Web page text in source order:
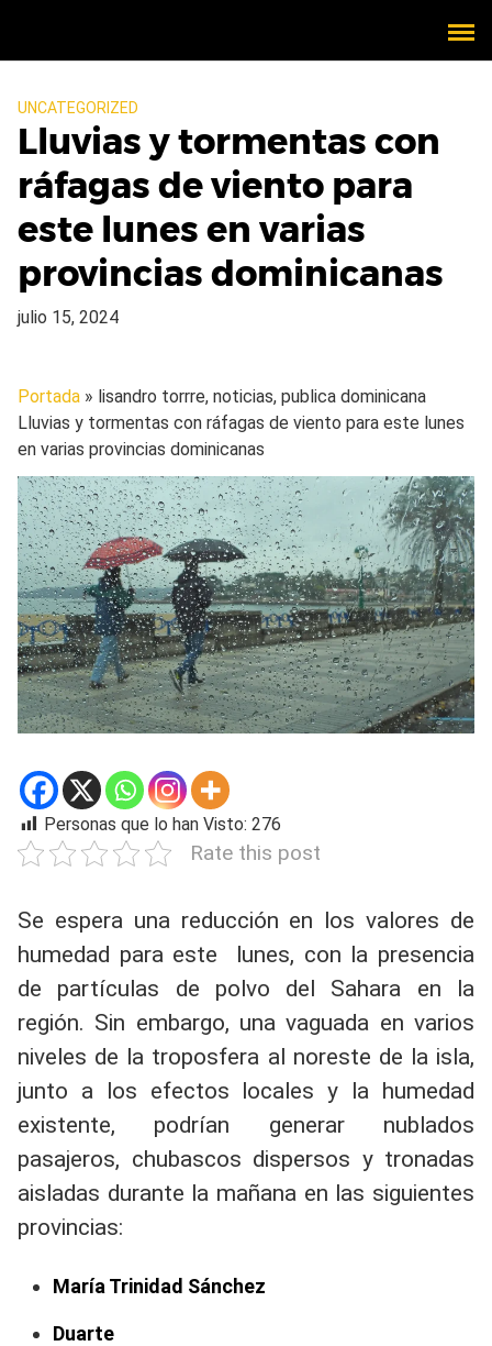
UNCATEGORIZED
Lluvias y tormentas con
ráfagas de viento para
este lunes en varias
provincias dominicanas
julio 15, 2024
Portada » lisandro torrre, noticias, publica dominicana
Lluvias y tormentas con ráfagas de viento para este lunes
en varias provincias dominicanas
Personas que lo han Visto: 276
Rate this post
Se espera una reducción en los valores de
humedad para este lunes, con la presencia
de partículas de polvo del Sahara en la
región. Sin embargo, una vaguada en varios
niveles de la troposfera al noreste de la isla,
junto a los efectos locales y la humedad
existente, podrían generar nublados
pasajeros, chubascos dispersos y tronadas
aisladas durante la mañana en las siguientes
provincias:
María Trinidad Sánchez
Duarte